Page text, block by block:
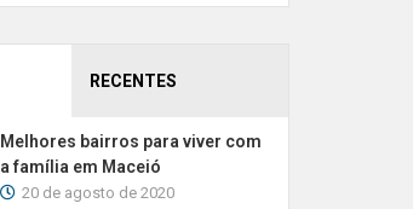
RECENTES
Melhores bairros para viver com
a família em Maceió
20 de agosto de 2020